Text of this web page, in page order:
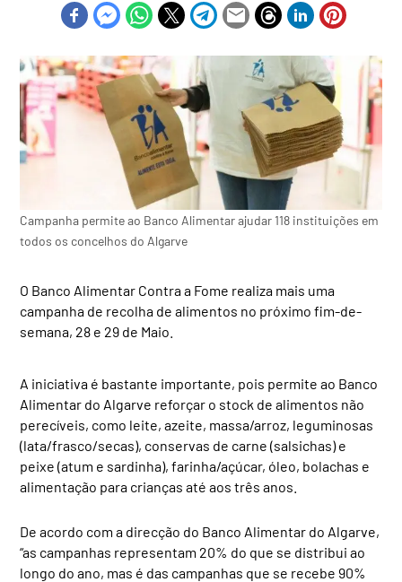
Campanha permite ao Banco Alimentar ajudar 118 instituições em
todos os concelhos do Algarve
O Banco Alimentar Contra a Fome realiza mais uma
campanha de recolha de alimentos no próximo fim-de-
semana, 28 e 29 de Maio.
A iniciativa é bastante importante, pois permite ao Banco
Alimentar do Algarve reforçar o stock de alimentos não
perecíveis, como leite, azeite, massa/arroz, leguminosas
(lata/frasco/secas), conservas de carne (salsichas) e
peixe (atum e sardinha), farinha/açúcar, óleo, bolachas e
alimentação para crianças até aos três anos.
De acordo com a direcção do Banco Alimentar do Algarve,
“as campanhas representam 20% do que se distribui ao
longo do ano, mas é das campanhas que se recebe 90%